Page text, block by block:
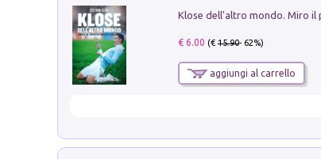
€ 6.00 (€15.90- 62%)
aggiungi al carrello